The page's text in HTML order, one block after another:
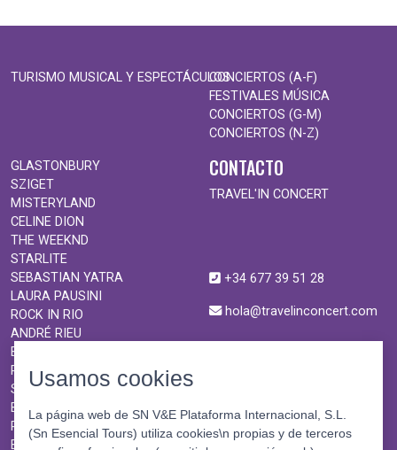
TURISMO MUSICAL Y ESPECTÁCULOSCONCIERTOS (A-F)
FESTIVALES MÚSICA
CONCIERTOS (G-M)
CONCIERTOS (N-Z)
GLASTONBURY
SZIGET
MISTERYLAND
CELINE DION
THE WEEKND
STARLITE
SEBASTIAN YATRA
LAURA PAUSINI
ROCK IN RIO
ANDRÉ RIEU
BURNING MAN
ROCK EN SEINE
SHAKIRA
BON JOVI
ROSALÍA
BTS
CONTACTO
TRAVEL'IN CONCERT
+34 677 39 51 28
hola@travelinconcert.com
Usamos cookies
La página web de SN V&E Plataforma Internacional, S.L.
(Sn Esencial Tours) utiliza cookies\n propias y de terceros